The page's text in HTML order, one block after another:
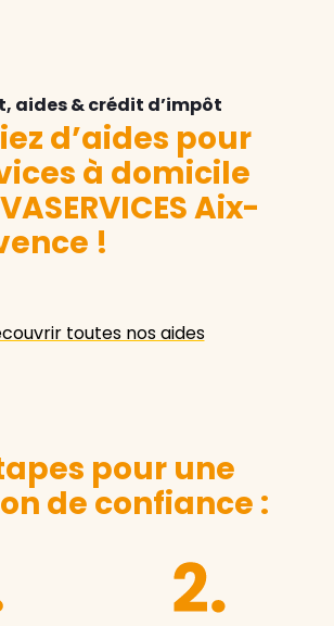
aides & crédit d’impôt
d’aides pour
à domicile
Aix-
!
toutes nos aides
pour une
de confiance :